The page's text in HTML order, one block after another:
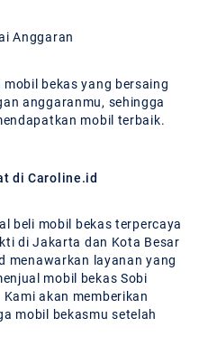
Anggaran
bekas yang bersaing
anggaranmu, sehingga
mobil terbaik.
di Caroline.id
beli mobil bekas terpercaya
di Jakarta dan Kota Besar
menawarkan layanan yang
mobil bekas Sobi
akan memberikan
mobil bekasmu setelah